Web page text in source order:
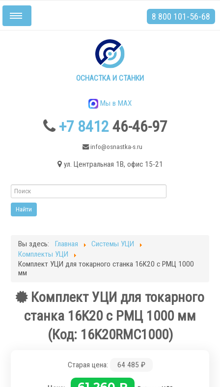
ОСНАСТКА И СТАНКИ
Мы в MAX
+7 841246-46-97
info@osnastka-s.ru
ул. Центральная 1В, офис 15-21
Включить/
выключить
8 800 101-56-68
Токарные станки
Токарные станки с ЧПУ
Плоскошлифовальные станки
Запчасти для станков
Вы здесь: Главная
Системы УЦИ
Комплекты УЦИ
Комплект УЦИ для токарного станка 16K20 с РМЦ 1000
мм
Комплект УЦИ для токарного
станка 16K20 с РМЦ 1000 мм
(Код: 16K20RMC1000)
Старая цена: 64 485 ₽